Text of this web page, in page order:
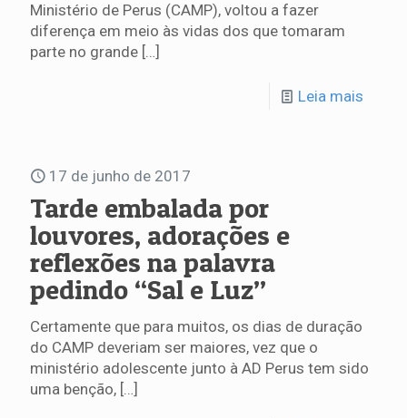
Ministério de Perus (CAMP), voltou a fazer
diferença em meio às vidas dos que tomaram
parte no grande […]
Leia mais
17 de junho de 2017
Tarde embalada por
louvores, adorações e
reflexões na palavra
pedindo “Sal e Luz”
Certamente que para muitos, os dias de duração
do CAMP deveriam ser maiores, vez que o
ministério adolescente junto à AD Perus tem sido
uma benção, […]